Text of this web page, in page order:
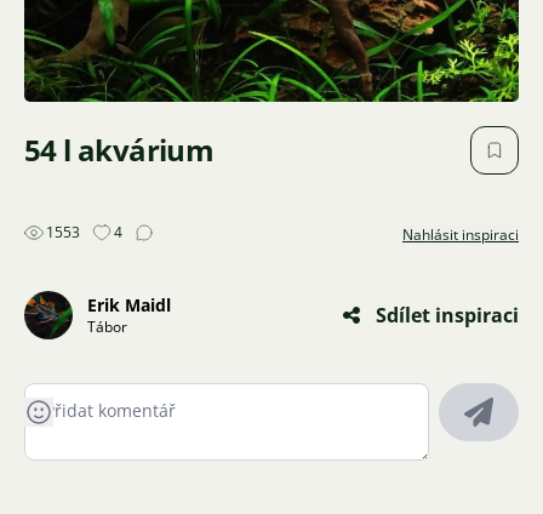
54 l akvárium
1553 4 Nahlásit inspiraci
Erik Maidl
Tábor Sdílet inspiraci